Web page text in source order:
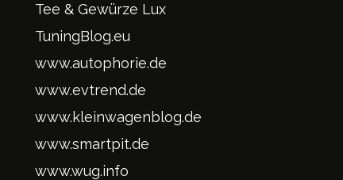
Tee & Gewürze Lux
TuningBlog.eu
www.autophorie.de
www.evtrend.de
www.kleinwagenblog.de
www.smartpit.de
www.wug.info